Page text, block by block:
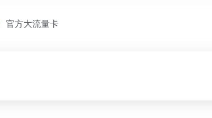
官方大流量卡